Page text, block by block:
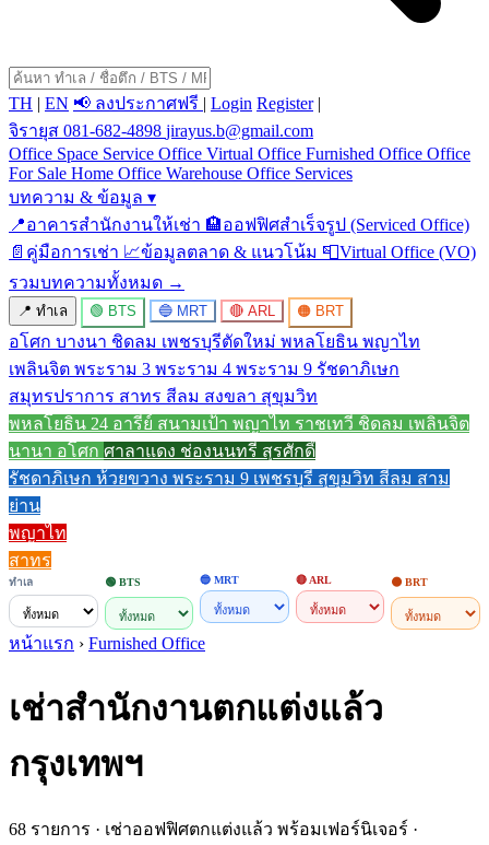
TH | EN 📢 ลงประกาศฟรี | Login Register |
จิรายุส 081-682-4898 jirayus.b@gmail.com
Office Space Service Office Virtual Office Furnished Office Office
For Sale Home Office Warehouse Office Services
บทความ & ข้อมูล ▾
📍อาคารสำนักงานให้เช่า 🏨ออฟฟิศสำเร็จรูป (Serviced Office)
📄 คู่มือการเช่า 📈ข้อมูลตลาด & แนวโน้ม 📮Virtual Office (VO)
รวมบทความทั้งหมด →
📍 ทำเล 🟢 BTS 🔵 MRT 🔴 ARL 🟠 BRT
อโศก บางนา ชิดลม เพชรบุรีตัดใหม่ พหลโยธิน พญาไท
เพลินจิต พระราม 3 พระราม 4 พระราม 9 รัชดาภิเษก
สมุทรปราการ สาทร สีลม สงขลา สุขุมวิท
พหลโยธิน 24 อารีย์ สนามเป้า พญาไท ราชเทวี ชิดลม เพลินจิต
นานา อโศก ศาลาแดง ช่องนนทรี สุรศักดิ์
รัชดาภิเษก ห้วยขวาง พระราม 9 เพชรบุรี สุขุมวิท สีลม สาม
ย่าน
พญาไท
สาทร
ทำเล 🟢 BTS 🔵 MRT 🔴 ARL 🟠 BRT
หน้าแรก › Furnished Office
เช่าสำนักงานตกแต่งแล้ว
กรุงเทพฯ
68 รายการ · เช่าออฟฟิศตกแต่งแล้ว พร้อมเฟอร์นิเจอร์ ·